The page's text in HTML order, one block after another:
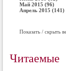
Май 2015 (96)
Апрель 2015 (141)
Показать / скрыть
Читаемые